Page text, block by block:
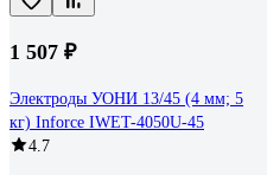
1 507 ₽
Электроды УОНИ 13/45 (4 мм; 5
кг) Inforce IWET-4050U-45
4.7